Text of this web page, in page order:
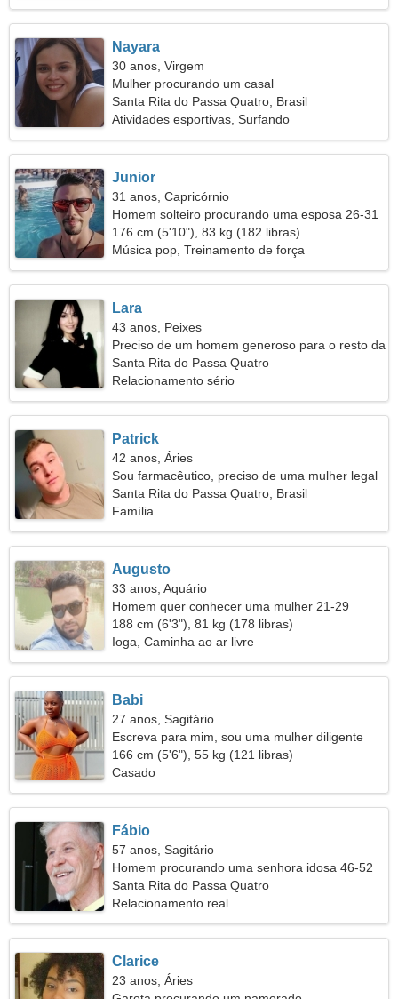
Nayara
30 anos, Virgem
Mulher procurando um casal
Santa Rita do Passa Quatro, Brasil
Atividades esportivas, Surfando
Junior
31 anos, Capricórnio
Homem solteiro procurando uma esposa 26-31
176 cm (5'10"), 83 kg (182 libras)
Música pop, Treinamento de força
Lara
43 anos, Peixes
Preciso de um homem generoso para o resto da
vida
Santa Rita do Passa Quatro
Relacionamento sério
Patrick
42 anos, Áries
Sou farmacêutico, preciso de uma mulher legal
Santa Rita do Passa Quatro, Brasil
Família
Augusto
33 anos, Aquário
Homem quer conhecer uma mulher 21-29
188 cm (6'3"), 81 kg (178 libras)
Ioga, Caminha ao ar livre
Babi
27 anos, Sagitário
Escreva para mim, sou uma mulher diligente
166 cm (5'6"), 55 kg (121 libras)
Casado
Fábio
57 anos, Sagitário
Homem procurando uma senhora idosa 46-52
Santa Rita do Passa Quatro
Relacionamento real
Clarice
23 anos, Áries